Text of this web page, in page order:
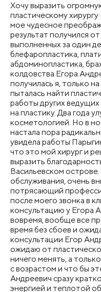
Хочу выразить
пластическому
мое чудесное
результат получился
выполненных за один
блефаропластика,
абдоминопластика,
колдовства Егора
получилась я, только
пыталась найти
работы других ведущих
на пластику. Два года
косметологией. Но в
настала пора
увидела работы
что это мой хирург и
выразить
Васильевском
обслуживания, очень
потрясающий
после моего звонка в
консультацию у Егора
вовремя, вообще все
время без сбоев и
консультации Егор
ожидаю от
ничего менять, а
с возрастом и что бы
Андреевич сразу
энергией и теплотой